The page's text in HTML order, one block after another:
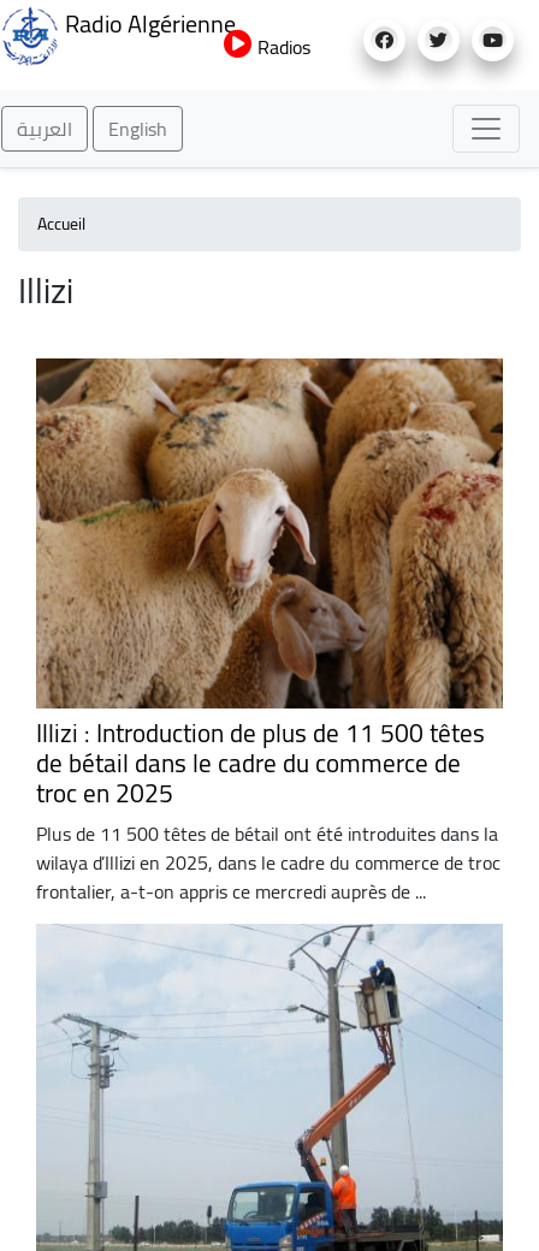
au
Radio Algérienne
Radios
العربية English
Accueil
Illizi
Illizi : Introduction de plus de 11 500 têtes
de bétail dans le cadre du commerce de
troc en 2025
Plus de 11 500 têtes de bétail ont été introduites dans la
wilaya d’Illizi en 2025, dans le cadre du commerce de troc
frontalier, a-t-on appris ce mercredi auprès de ...